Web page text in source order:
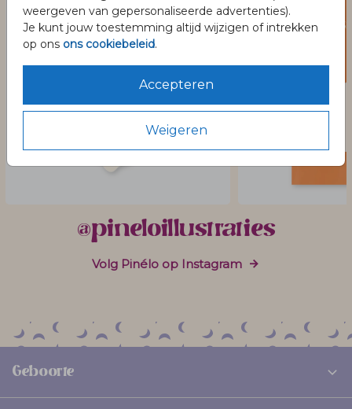
weergeven van gepersonaliseerde advertenties).
Je kunt jouw toestemming altijd wijzigen of intrekken
op ons ons cookiebeleid.
Accepteren
Weigeren
@pineloillustraties
Volg Pinélo op Instagram
Geboorte